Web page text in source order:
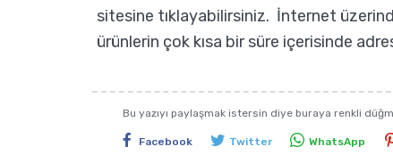
sitesine tıklayabilirsiniz. İnternet
ürünlerin çok kısa bir süre içerisinde
Bu yazıyı paylaşmak istersin diye buraya renkli
Facebook Twitter WhatsApp